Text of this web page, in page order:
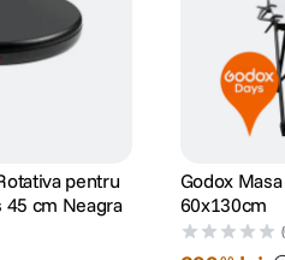
pentru
45 cm Neagra
Godox
60x130cm